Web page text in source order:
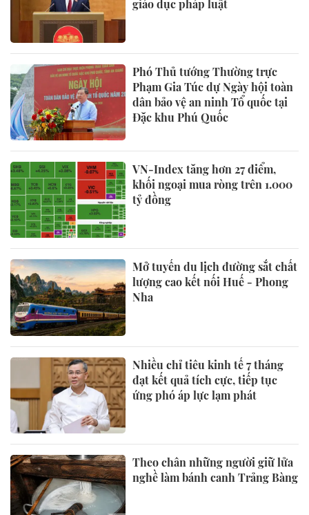
giáo dục pháp luật
Phó Thủ tướng Thường trực
Phạm Gia Túc dự Ngày hội toàn
dân bảo vệ an ninh Tổ quốc tại
Đặc khu Phú Quốc
VN-Index tăng hơn 27 điểm,
khối ngoại mua ròng trên 1.000
tỷ đồng
Mở tuyến du lịch đường sắt chất
lượng cao kết nối Huế - Phong
Nha
Nhiều chỉ tiêu kinh tế 7 tháng
đạt kết quả tích cực, tiếp tục
ứng phó áp lực lạm phát
Theo chân những người giữ lửa
nghề làm bánh canh Trảng Bàng